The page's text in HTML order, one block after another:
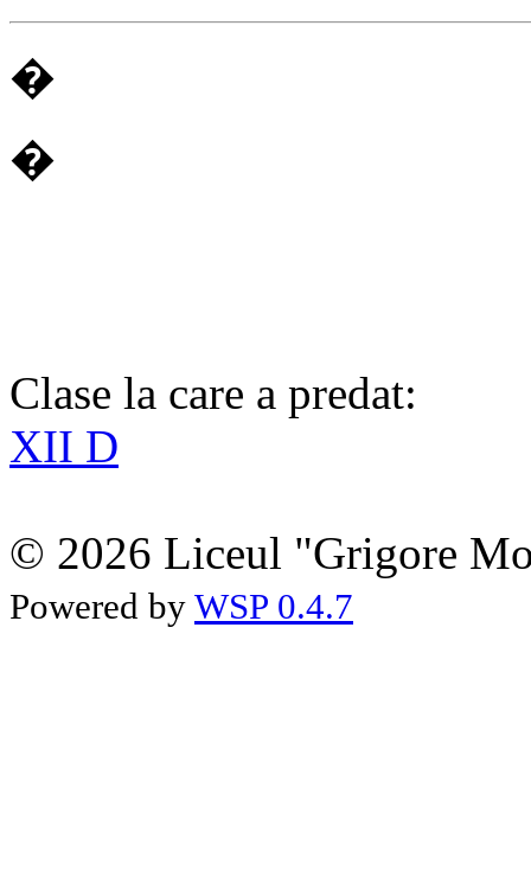
�
�
Clase la care a predat:
XII D
© 2026 Liceul "Grigore
Powered by WSP 0.4.7